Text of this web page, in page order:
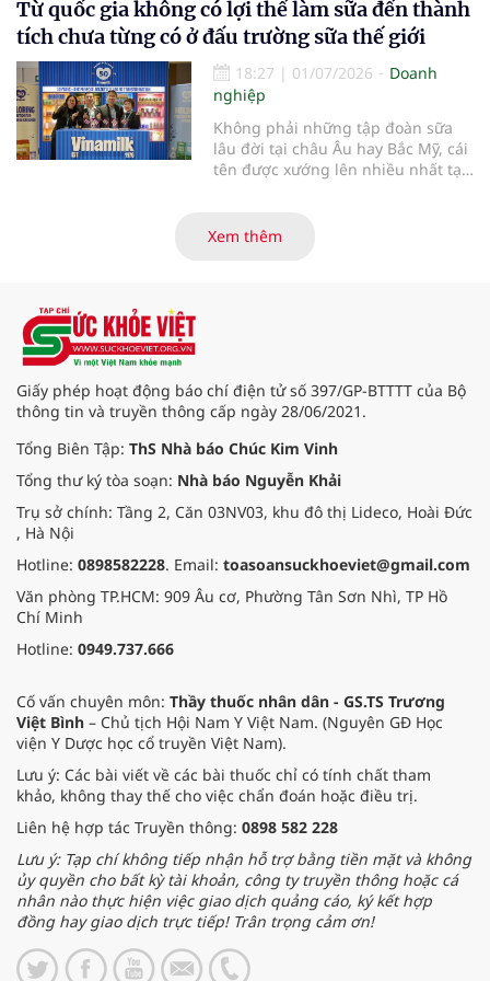
ngơi hằng ngày, với sự hỗ trợ từ
các giải pháp công nghệ phù hợp.
Từ quốc gia không có lợi thế làm sữa đến thành
tích chưa từng có ở đấu trường sữa thế giới
18:27 | 01/07/2026
Doanh
nghiệp
Không phải những tập đoàn sữa
lâu đời tại châu Âu hay Bắc Mỹ, cái
tên được xướng lên nhiều nhất tại
Awards) 2026 lại đến từ Việt Nam.
Xem thêm
Giấy phép hoạt động báo chí điện tử số 397/GP-BTTTT của Bộ
thông tin và truyền thông cấp ngày 28/06/2021.
Tổng Biên Tập: ThS Nhà báo Chúc Kim Vinh
Tổng thư ký tòa soạn: Nhà báo Nguyễn Khải
Trụ sở chính: Tầng 2, Căn 03NV03, khu đô thị Lideco, Hoài Đức
, Hà Nội
Hotline: 0898582228. Email: toasoansuckhoeviet@gmail.com
Văn phòng TP.HCM: 909 Âu cơ, Phường Tân Sơn Nhì, TP Hồ
Chí Minh
Hotline: 0949.737.666
Cố vấn chuyên môn: Thầy thuốc nhân dân - GS.TS Trương
Việt Bình – Chủ tịch Hội Nam Y Việt Nam. (Nguyên GĐ Học
viện Y Dược học cổ truyền Việt Nam).
Lưu ý: Các bài viết về các bài thuốc chỉ có tính chất tham
khảo, không thay thế cho việc chẩn đoán hoặc điều trị.
Liên hệ hợp tác Truyền thông: 0898 582 228
Lưu ý: Tạp chí không tiếp nhận hỗ trợ bằng tiền mặt và không
ủy quyền cho bất kỳ tài khoản, công ty truyền thông hoặc cá
nhân nào thực hiện việc giao dịch quảng cáo, ký kết hợp
đồng hay giao dịch trực tiếp! Trân trọng cảm ơn!